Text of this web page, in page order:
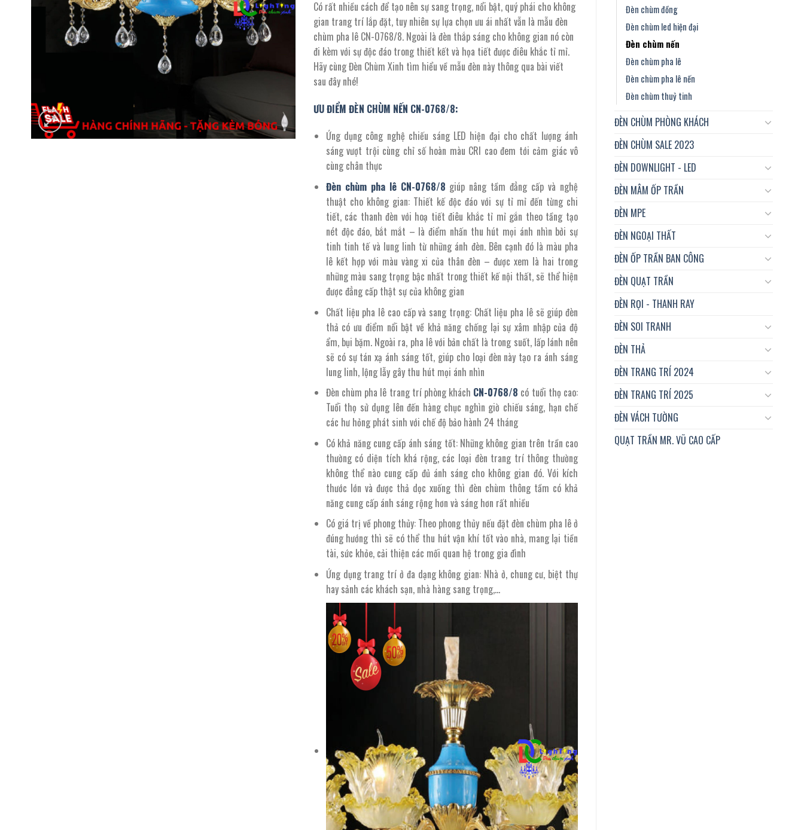
Đèn chùm đồng
Đèn chùm led hiện đại
Đèn chùm nến
Đèn chùm pha lê
Đèn chùm pha lê nến
Đèn chùm thuỷ tinh
ĐÈN CHÙM PHÒNG KHÁCH
ĐÈN CHÙM SALE 2023
ĐÈN DOWNLIGHT - LED
ĐÈN MÂM ỐP TRẦN
ĐÈN MPE
ĐÈN NGOẠI THẤT
ĐÈN ỐP TRẦN BAN CÔNG
ĐÈN QUẠT TRẦN
ĐÈN RỌI - THANH RAY
ĐÈN SOI TRANH
ĐÈN THẢ
ĐÈN TRANG TRÍ 2024
ĐÈN TRANG TRÍ 2025
ĐÈN VÁCH TƯỜNG
QUẠT TRẦN MR. VŨ CAO CẤP
là:
6.084.000 ₫.
tại
là:
3.346.000 ₫.
Có rất nhiều cách để tạo nên sự sang trọng, nổi bật, quý phái cho không
gian trang trí lắp đặt, tuy nhiên sự lựa chọn ưu ái nhất vẫn là mẫu đèn
chùm pha lê CN-0768/8. Ngoài là đèn thắp sáng cho không gian nó còn
đi kèm với sự độc đáo trong thiết kết và họa tiết được điêu khắc tỉ mỉ.
Hãy cùng Đèn Chùm Xinh tìm hiểu về mẫu đèn này thông qua bài viết
sau đây nhé!
ƯU ĐIỂM ĐÈN CHÙM NẾN CN-0768/8:
Ứng dụng công nghệ chiếu sáng LED hiện đại cho chất lượng ánh
sáng vượt trội cùng chỉ số hoàn màu CRI cao đem tới cảm giác vô
cùng chân thực
Đèn chùm pha lê CN-0768/8 giúp nâng tầm đẳng cấp và nghệ
thuật cho không gian: Thiết kế độc đáo với sự tỉ mỉ đến từng chi
tiết, các thanh đèn với hoạ tiết điêu khắc tỉ mỉ gắn theo tầng tạo
nét độc đáo, bắt mắt – là điểm nhấn thu hút mọi ánh nhìn bởi sự
tinh tinh tế và lung linh từ những ánh đèn. Bên cạnh đó là màu pha
lê kết hợp với màu vàng xi của thân đèn – được xem là hai trong
những màu sang trọng bậc nhất trong thiết kế nội thất, sẽ thể hiện
được đẳng cấp thật sự của không gian
Chất liệu pha lê cao cấp và sang trọng: Chất liệu pha lê sẽ giúp đèn
thả có ưu điểm nổi bật về khả năng chống lại sự xâm nhập của độ
ẩm, bụi bặm. Ngoài ra, pha lê với bản chất là trong suốt, lấp lánh nên
sẽ có sự tán xạ ánh sáng tốt, giúp cho loại đèn này tạo ra ánh sáng
lung linh, lộng lẫy gây thu hút mọi ánh nhìn
Đèn chùm pha lê trang trí phòng khách CN-0768/8 có tuổi thọ cao:
Tuổi thọ sử dụng lên đến hàng chục nghìn giờ chiếu sáng, hạn chế
các hư hỏng phát sinh với chế độ bảo hành 24 tháng
Có khả năng cung cấp ánh sáng tốt: Những không gian trên trần cao
thường có diện tích khá rộng, các loại đèn trang trí thông thường
không thể nào cung cấp đủ ánh sáng cho không gian đó. Với kích
thước lớn và được thả dọc xuống thì đèn chùm thông tầm có khả
năng cung cấp ánh sáng rộng hơn và sáng hơn rất nhiều
Có giá trị về phong thủy: Theo phong thủy nếu đặt đèn chùm pha lê ở
đúng hướng thì sẽ có thể thu hút vận khí tốt vào nhà, mang lại tiền
tài, sức khỏe, cải thiện các mối quan hệ trong gia đình
Ứng dụng trang trí ở đa dạng không gian: Nhà ở, chung cư, biệt thự
hay sảnh các khách sạn, nhà hàng sang trọng,…